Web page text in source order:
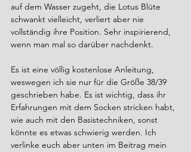
auf dem Wasser zugeht, die Lotus Blüte
schwankt vielleicht, verliert aber nie
vollständig ihre Position. Sehr inspirierend,
wenn man mal so darüber nachdenkt.
Es ist eine völlig kostenlose Anleitung,
weswegen ich sie nur für die Größe 38/39
geschrieben habe. Es ist wichtig, dass ihr
Erfahrungen mit dem Socken stricken habt,
wie auch mit den Basistechniken, sonst
könnte es etwas schwierig werden. Ich
verlinke euch aber unten im Beitrag mein